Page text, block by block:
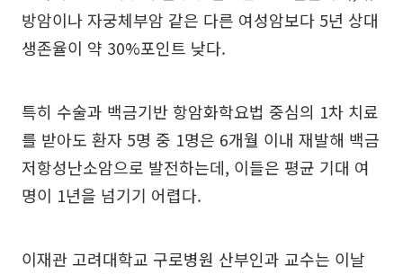
방암이나 자궁체부암 같은 다른 여성암보다 5년 상대
생존율이 약 30%포인트 낮다.
특히 수술과 백금기반 항암화학요법 중심의 1차 치료
를 받아도 환자 5명 중 1명은 6개월 이내 재발해 백금
저항성난소암으로 발전하는데, 이들은 평균 기대 여
명이 1년을 넘기기 어렵다.
이재관 고려대학교 구로병원 산부인과 교수는 이날